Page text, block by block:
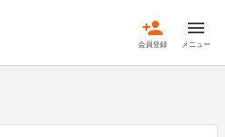
person_add
会員登録
menu
メニュー